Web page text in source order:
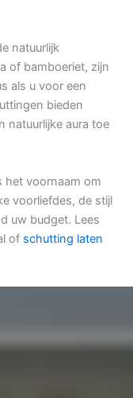
natuurlijk
of bamboeriet, zijn
als u voor een
bieden
natuurlijke aura toe
het voornaam om
voorliefdes, de stijl
uw budget. Lees
of schutting laten